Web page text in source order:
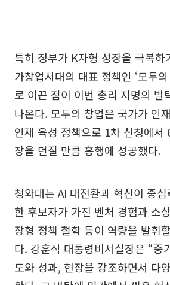
특히 정부가 K자형 성장을 극복하
가창업시대의 대표 정책인 ‘모두
로 이끈 점이 이번 총리 지명의 발
나온다. 모두의 창업은 국가가 인
인재 육성 정책으로 1차 신청에서
장을 던질 만큼 흥행에 성공했다.
청와대는 AI 대전환과 혁신이 중
한 후보자가 가진 벤처 경험과 소
장형 정책 철학 등이 역량을 발휘
다. 강훈식 대통령비서실장은 “중
도와 성과, 현장을 강조하면서 다